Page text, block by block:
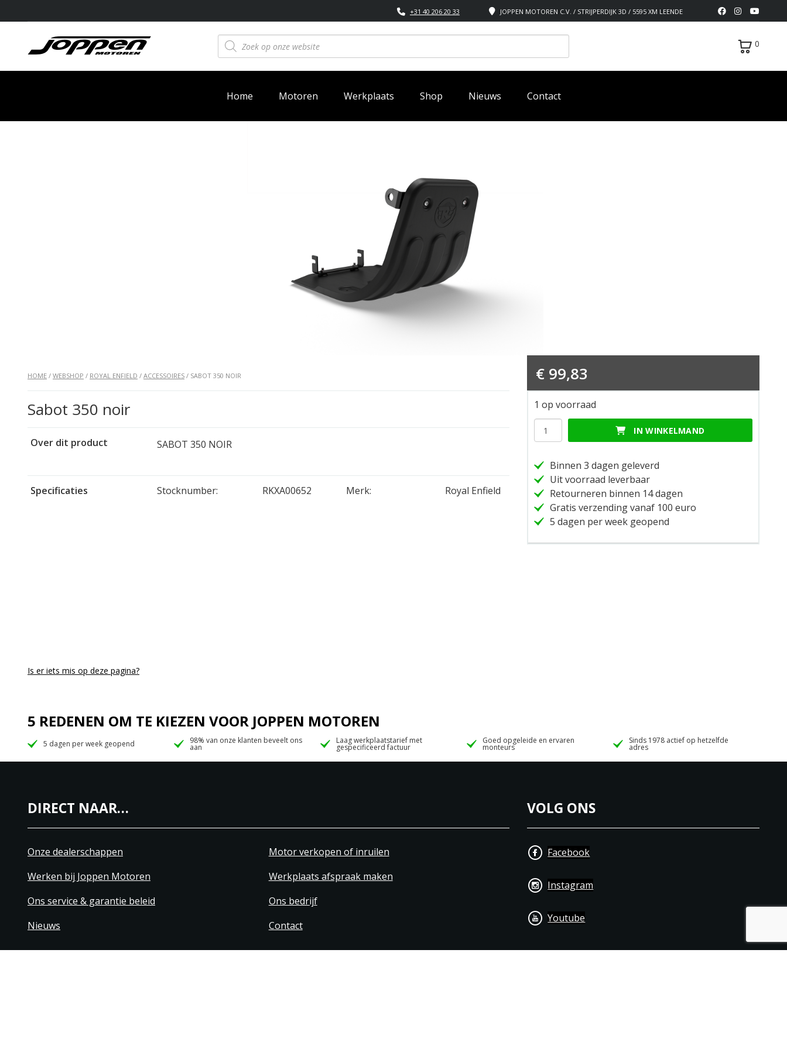
JOPPEN MOTOREN C.V. / STRIJPERDIJK 3D / 5595 XM LEENDE
+31 40 206 20 33
Producten
zoeken 0
Home Motoren Werkplaats Shop Nieuws Contact
HOME / WEBSHOP / ROYAL ENFIELD / ACCESSOIRES / SABOT 350 NOIR
Sabot 350 noir
Over dit product SABOT 350 NOIR
Specificaties Stocknumber: RKXA00652 Merk: Royal Enfield
€ 99,83
1 op voorraad
Sabot
350
hoeveelheid
IN WINKELMAND
Binnen 3 dagen geleverd
Uit voorraad leverbaar
Retourneren binnen 14 dagen
Gratis verzending vanaf 100 euro
5 dagen per week geopend
Is er iets mis op deze pagina?
5 REDENEN OM TE KIEZEN VOOR JOPPEN MOTOREN
5 dagen per week geopend 98% van onze klanten beveelt ons
aan
Laag werkplaatstarief met
gespecificeerd factuur
Goed opgeleide en ervaren
monteurs
Sinds 1978 actief op hetzelfde
adres
DIRECT NAAR…
Onze dealerschappen
Motor verkopen of inruilen
Werken bij Joppen Motoren
Werkplaats afspraak maken
Ons service & garantie beleid
Ons bedrijf
Nieuws
Contact
VOLG ONS
Facebook
Instagram
Youtube